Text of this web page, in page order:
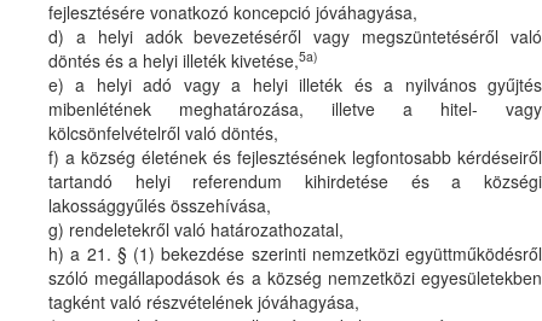
fejlesztésére vonatkozó koncepció jóváhagyása,
d) a helyi adók bevezetéséről vagy megszüntetéséről való
döntés és a helyi illeték kivetése,5a)
e) a helyi adó vagy a helyi illeték és a nyilvános gyűjtés
mibenlétének meghatározása, illetve a hitel- vagy
kölcsönfelvételről való döntés,
f) a község életének és fejlesztésének legfontosabb kérdéseiről
tartandó helyi referendum kihirdetése és a községi
lakossággyűlés összehívása,
g) rendeletekről való határozathozatal,
h) a 21. § (1) bekezdése szerinti nemzetközi együttműködésről
szóló megállapodások és a község nemzetközi egyesületekben
tagként való részvételének jóváhagyása,